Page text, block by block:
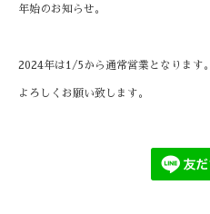
年始のお知らせ。
2024年は1/5から通常営業となります。
よろしくお願い致します。